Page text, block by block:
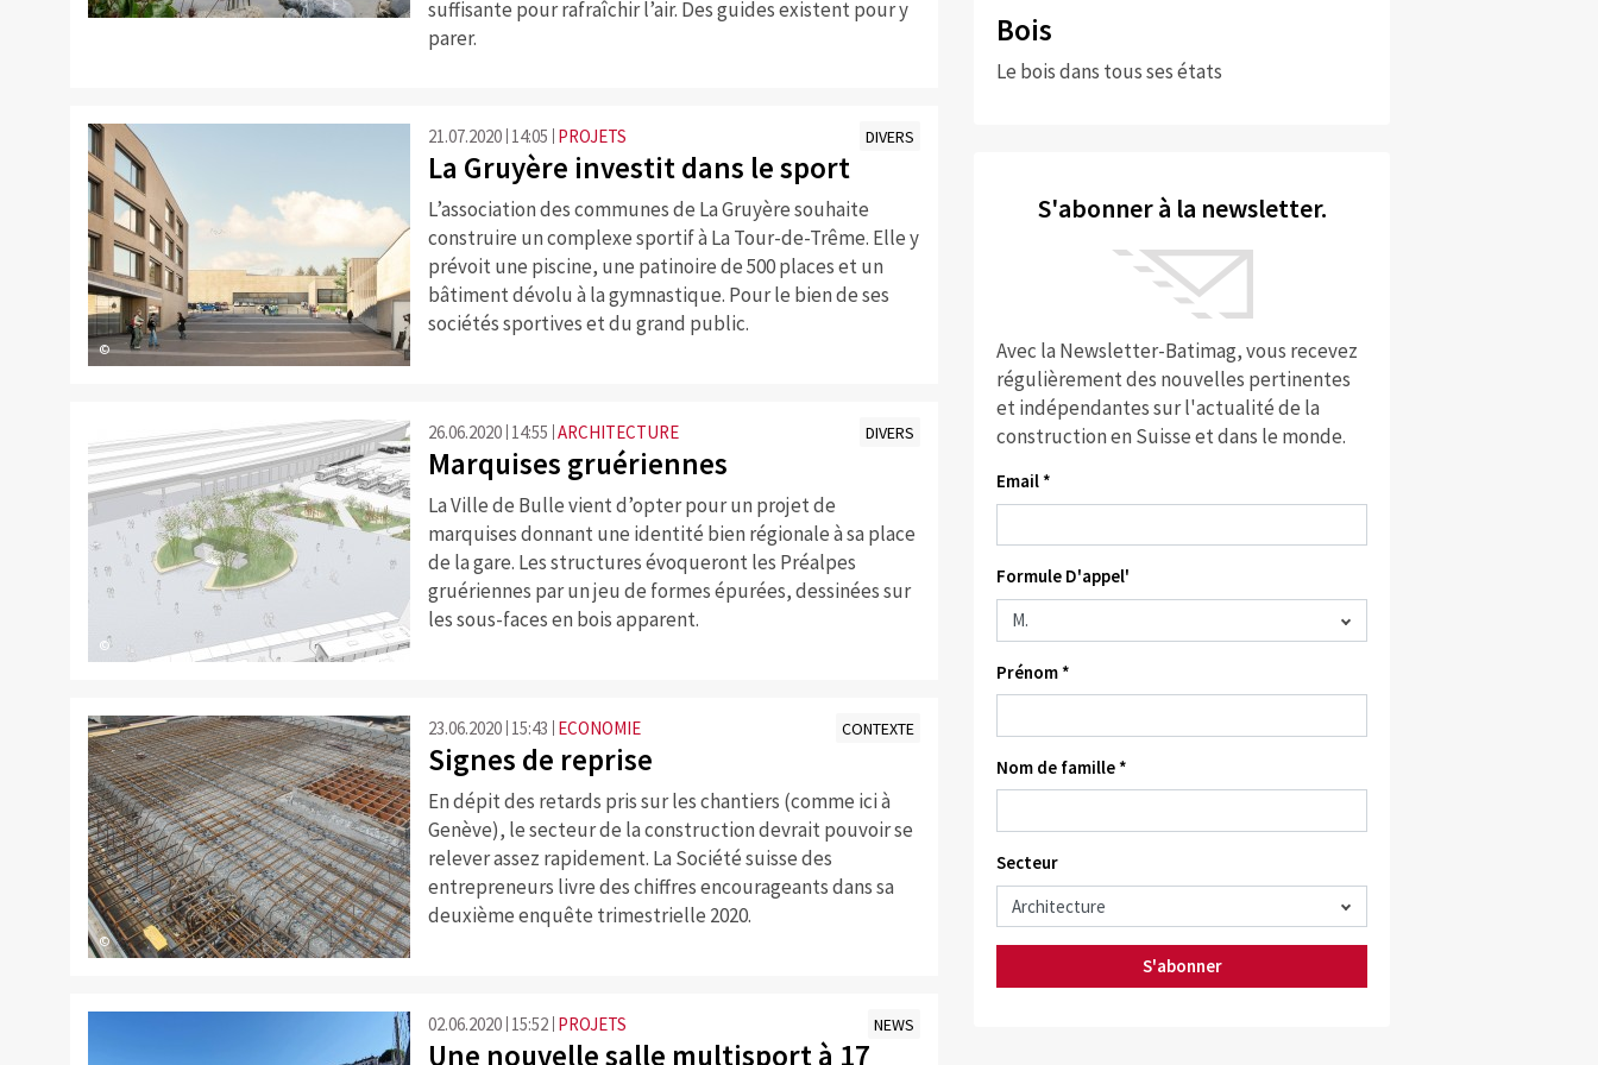
suffisante pour rafraîchir l’air. Des guides existent pour y
parer.
©
21.07.2020 14:05 PROJETS DIVERS
La Gruyère investit dans le sport
L’association des communes de La Gruyère souhaite
construire un complexe sportif à La Tour-de-Trême. Elle y
prévoit une piscine, une patinoire de 500 places et un
bâtiment dévolu à la gymnastique. Pour le bien de ses
sociétés sportives et du grand public.
©
26.06.2020 14:55 ARCHITECTURE DIVERS
Marquises gruériennes
La Ville de Bulle vient d’opter pour un projet de
marquises donnant une identité bien régionale à sa place
de la gare. Les structures évoqueront les Préalpes
gruériennes par un jeu de formes épurées, dessinées sur
les sous-faces en bois apparent.
©
23.06.2020 15:43 ECONOMIE CONTEXTE
Signes de reprise
En dépit des retards pris sur les chantiers (comme ici à
Genève), le secteur de la construction devrait pouvoir se
relever assez rapidement. La Société suisse des
entrepreneurs livre des chiffres encourageants dans sa
deuxième enquête trimestrielle 2020.
02.06.2020 15:52 PROJETS NEWS
Une nouvelle salle multisport à 17
Bois
Le bois dans tous ses états
S'abonner à la newsletter.
Avec la Newsletter-Batimag, vous recevez
régulièrement des nouvelles pertinentes
et indépendantes sur l'actualité de la
construction en Suisse et dans le monde.
Email *
Formule D'appel'
Prénom *
Nom de famille *
Secteur
S'abonner